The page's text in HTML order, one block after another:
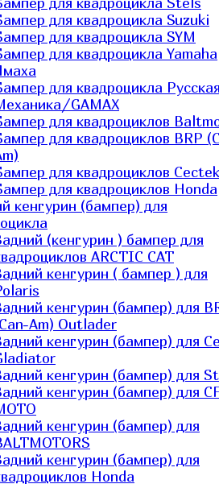
для квадроцикла Suzuki
для квадроцикла SYM
для квадроцикла Yamaha
для квадроцикла
GAMAX
для квадроциклов
для квадроциклов BRP
для квадроциклов Cectek
для квадроциклов Honda
кенгурин (бампер) для
(кенгурин ) бампер для
ARCTIC CAT
кенгурин ( бампер ) для
кенгурин (бампер) для
Am) Outlader
кенгурин (бампер) для
кенгурин (бампер) для
кенгурин (бампер) для
кенгурин (бампер) для
кенгурин (бампер) для
Honda